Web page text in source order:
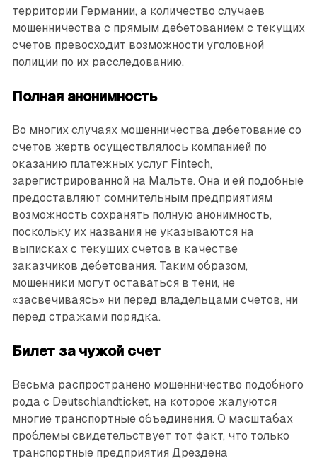
территории Германии, а количество случаев
мошенничества с прямым дебетованием с текущих
счетов превосходит возможности уголовной
полиции по их расследованию.
Полная анонимность
Во многих случаях мошенничества дебетование со
счетов жертв осуществлялось компанией по
оказанию платежных услуг Fintech,
зарегистрированной на Мальте. Она и ей подобные
предоставляют сомнительным предприятиям
возможность сохранять полную анонимность,
поскольку их названия не указываются на
выписках с текущих счетов в качестве
заказчиков дебетования. Таким образом,
мошенники могут оставаться в тени, не
«засвечиваясь» ни перед владельцами счетов, ни
перед стражами порядка.
Билет за чужой счет
Весьма распространено мошенничество подобного
рода с Deutschlandticket, на которое жалуются
многие транспортные объединения. О масштабах
проблемы свидетельствует тот факт, что только
транспортные предприятия Дрездена